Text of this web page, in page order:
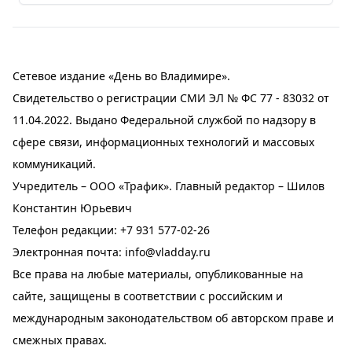
Сетевое издание «День во Владимире».
Свидетельство о регистрации СМИ ЭЛ № ФС 77 - 83032 от
11.04.2022. Выдано Федеральной службой по надзору в
сфере связи, информационных технологий и массовых
коммуникаций.
Учредитель – ООО «Трафик». Главный редактор – Шилов
Константин Юрьевич
Телефон редакции: +7 931 577-02-26
Электронная почта: info@vladday.ru
Все права на любые материалы, опубликованные на
сайте, защищены в соответствии с российским и
международным законодательством об авторском праве и
смежных правах.